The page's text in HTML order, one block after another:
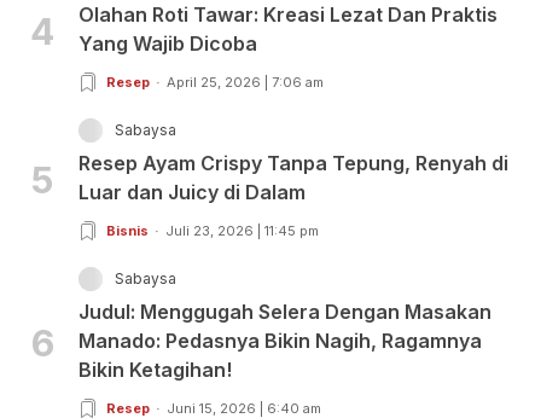
4
Olahan Roti Tawar: Kreasi Lezat Dan Praktis
Yang Wajib Dicoba
Resep April 25, 2026 | 7:06 am
5
Sabaysa
Resep Ayam Crispy Tanpa Tepung, Renyah di
Luar dan Juicy di Dalam
Bisnis Juli 23, 2026 | 11:45 pm
6
Sabaysa
Judul: Menggugah Selera Dengan Masakan
Manado: Pedasnya Bikin Nagih, Ragamnya
Bikin Ketagihan!
Resep Juni 15, 2026 | 6:40 am